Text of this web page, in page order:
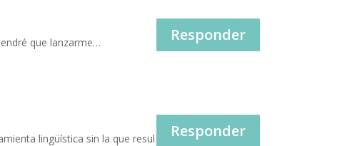
que lanzarme…
Responder
lingüística sin la que resultaríaResponder